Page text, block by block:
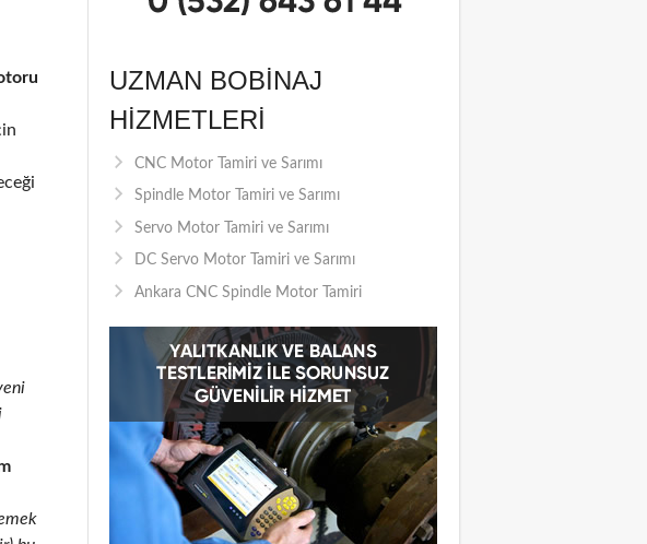
UZMAN BOBINAJ
HIZMETLERI
CNC Motor Tamiri ve Sarımı
Spindle Motor Tamiri ve Sarımı
Servo Motor Tamiri ve Sarımı
DC Servo Motor Tamiri ve Sarımı
Ankara CNC Spindle Motor Tamiri